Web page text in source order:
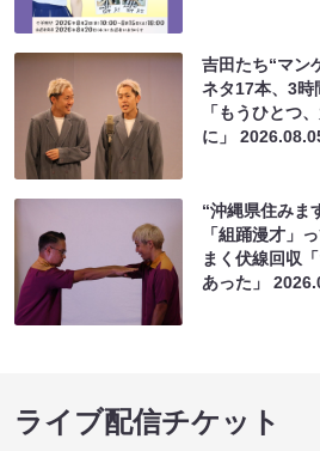
吉田たち“マン
ネタ17本、3時
「もうひとつ
に」
“沖縄県住みま
「組踊漫才」
まく伏線回収
あった」
ライブ配信チケット